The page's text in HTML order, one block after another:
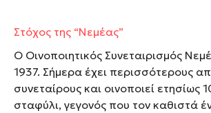
Στόχος της “Νεμέας”
Ο Οινοποιητικός Συνεταιρισμός
1937. Σήμερα έχει περισσότερους
συνεταίρους και οινοποιεί ετησίως
σταφύλι, γεγονός που τον καθιστά